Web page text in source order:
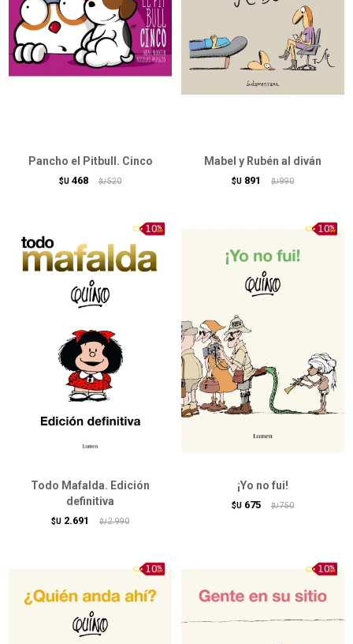
Pancho el Pitbull. Cinco
$U 468 $U 520
Mabel y Rubén al diván
$U 891 $U 990
Todo Mafalda. Edición
definitiva
$U 2.691 $U 2.990
¡Yo no fui!
$U 675 $U 750